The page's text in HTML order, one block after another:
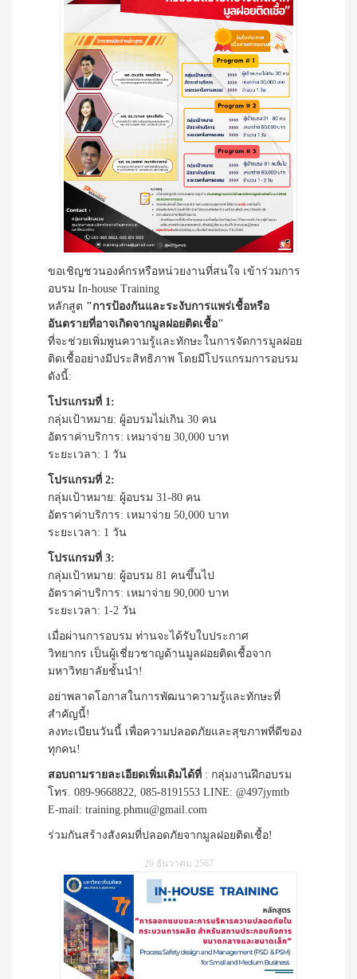
ขอเชิญชวนองค์กรหรือหน่วยงานที่สนใจ เข้าร่วมการ
อบรม In-house Training
หลักสูต "การป้องกันและระงับการแพร่เชื้อหรือ
อันตรายที่อาจเกิดจากมูลฝอยติดเชื้อ"
ที่จะช่วยเพิ่มพูนความรู้และทักษะในการจัดการมูลฝอย
ติดเชื้ออย่างมีประสิทธิภาพ โดยมีโปรแกรมการอบรม
ดังนี้:
โปรแกรมที่ 1:
กลุ่มเป้าหมาย: ผู้อบรมไม่เกิน 30 คน
อัตราค่าบริการ: เหมาจ่าย 30,000 บาท
ระยะเวลา: 1 วัน
โปรแกรมที่ 2:
กลุ่มเป้าหมาย: ผู้อบรม 31-80 คน
อัตราค่าบริการ: เหมาจ่าย 50,000 บาท
ระยะเวลา: 1 วัน
โปรแกรมที่ 3:
กลุ่มเป้าหมาย: ผู้อบรม 81 คนขึ้นไป
อัตราค่าบริการ: เหมาจ่าย 90,000 บาท
ระยะเวลา: 1-2 วัน
เมื่อผ่านการอบรม ท่านจะได้รับใบประกาศ
วิทยากร เป็นผู้เชี่ยวชาญด้านมูลฝอยติดเชื้อจาก
มหาวิทยาลัยชั้นนำ!
อย่าพลาดโอกาสในการพัฒนาความรู้และทักษะที่
สำคัญนี้!
ลงทะเบียนวันนี้ เพื่อความปลอดภัยและสุขภาพที่ดีของ
ทุกคน!
สอบถามรายละเอียดเพิ่มเติมได้ที่ : กลุ่มงานฝึกอบรม
โทร. 089-9668822, 085-8191553 LINE: @497jymtb
E-mail: training.phmu@gmail.com
ร่วมกันสร้างสังคมที่ปลอดภัยจากมูลฝอยติดเชื้อ!
26 ธันวาคม 2567